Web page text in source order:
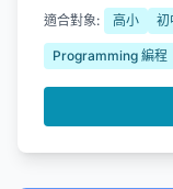
適合對象: 高小 初
Programming 編程